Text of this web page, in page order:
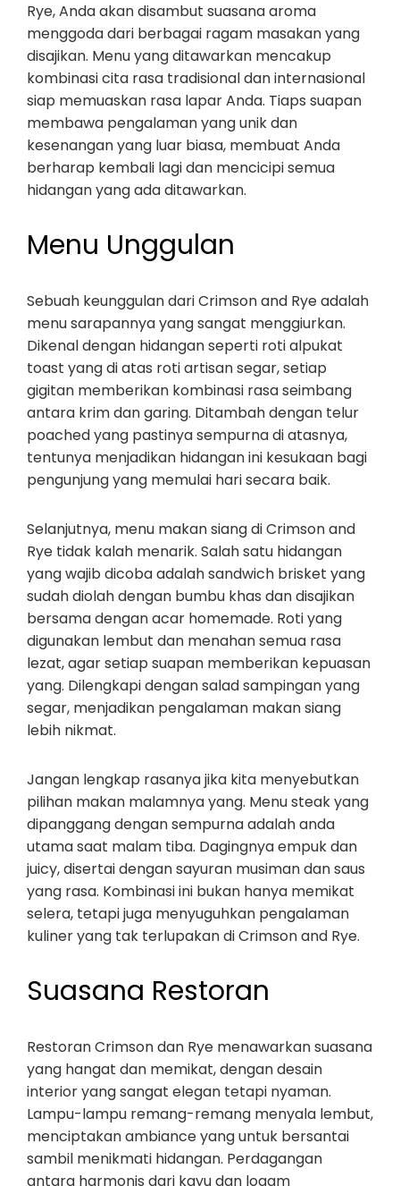
Rye, Anda akan disambut suasana aroma
menggoda dari berbagai ragam masakan yang
disajikan. Menu yang ditawarkan mencakup
kombinasi cita rasa tradisional dan internasional
siap memuaskan rasa lapar Anda. Tiaps suapan
membawa pengalaman yang unik dan
kesenangan yang luar biasa, membuat Anda
berharap kembali lagi dan mencicipi semua
hidangan yang ada ditawarkan.
Menu Unggulan
Sebuah keunggulan dari Crimson and Rye adalah
menu sarapannya yang sangat menggiurkan.
Dikenal dengan hidangan seperti roti alpukat
toast yang di atas roti artisan segar, setiap
gigitan memberikan kombinasi rasa seimbang
antara krim dan garing. Ditambah dengan telur
poached yang pastinya sempurna di atasnya,
tentunya menjadikan hidangan ini kesukaan bagi
pengunjung yang memulai hari secara baik.
Selanjutnya, menu makan siang di Crimson and
Rye tidak kalah menarik. Salah satu hidangan
yang wajib dicoba adalah sandwich brisket yang
sudah diolah dengan bumbu khas dan disajikan
bersama dengan acar homemade. Roti yang
digunakan lembut dan menahan semua rasa
lezat, agar setiap suapan memberikan kepuasan
yang. Dilengkapi dengan salad sampingan yang
segar, menjadikan pengalaman makan siang
lebih nikmat.
Jangan lengkap rasanya jika kita menyebutkan
pilihan makan malamnya yang. Menu steak yang
dipanggang dengan sempurna adalah anda
utama saat malam tiba. Dagingnya empuk dan
juicy, disertai dengan sayuran musiman dan saus
yang rasa. Kombinasi ini bukan hanya memikat
selera, tetapi juga menyuguhkan pengalaman
kuliner yang tak terlupakan di Crimson and Rye.
Suasana Restoran
Restoran Crimson dan Rye menawarkan suasana
yang hangat dan memikat, dengan desain
interior yang sangat elegan tetapi nyaman.
Lampu-lampu remang-remang menyala lembut,
menciptakan ambiance yang untuk bersantai
sambil menikmati hidangan. Perdagangan
antara harmonis dari kayu dan logam